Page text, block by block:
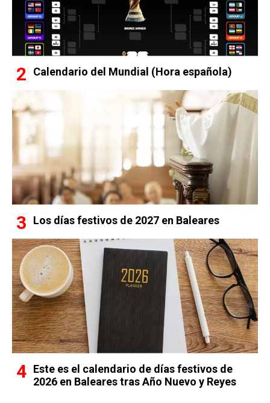
Calendario del Mundial (Hora española)
Los días festivos de 2027 en Baleares
Este es el calendario de días festivos de
2026 en Baleares tras Año Nuevo y Reyes